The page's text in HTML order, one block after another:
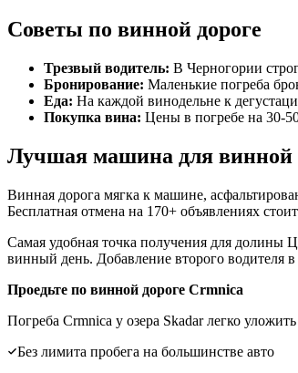
Советы по винной дороге
Трезвый водитель: В Черногории
Бронирование: Маленькие погреба
Еда: На каждой винодельне к
Покупка вина: Цены в погребе на 30-
Лучшая машина для винной
Винная дорога мягка к машине,
Бесплатная отмена на 170+ объявлениях
Самая удобная точка получения для долины
винный день. Добавление второго водителя
Проедьте по винной дороге Crmnica
Погреба Crmnica у озера Skadar легко
Без лимита пробега на большинстве авто